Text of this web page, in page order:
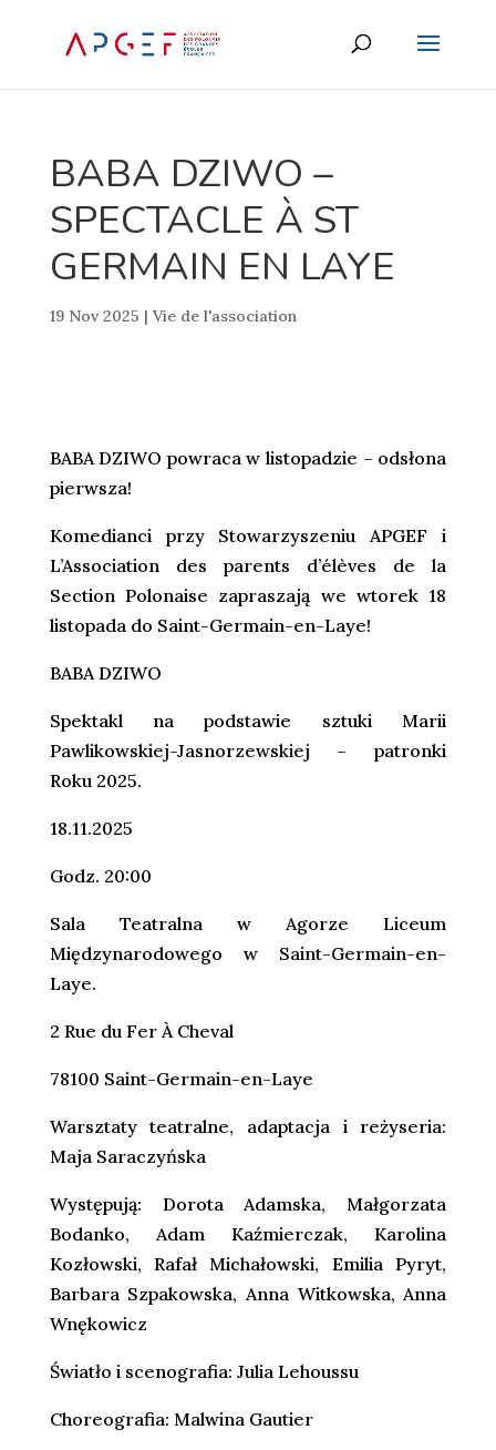
BABA DZIWO –
SPECTACLE À ST
GERMAIN EN LAYE
19 Nov 2025 | Vie de l'association
BABA DZIWO powraca w listopadzie – odsłona
pierwsza!
Komedianci przy Stowarzyszeniu APGEF i
L’Association des parents d’élèves de la
Section Polonaise zapraszają we wtorek 18
listopada do Saint-Germain-en-Laye!
BABA DZIWO
Spektakl na podstawie sztuki Marii
Pawlikowskiej-Jasnorzewskiej – patronki
Roku 2025.
18.11.2025
Godz. 20:00
Sala Teatralna w Agorze Liceum
Międzynarodowego w Saint-Germain-en-
Laye.
2 Rue du Fer À Cheval
78100 Saint-Germain-en-Laye
Warsztaty teatralne, adaptacja i reżyseria:
Maja Saraczyńska
Występują: Dorota Adamska, Małgorzata
Bodanko, Adam Kaźmierczak, Karolina
Kozłowski, Rafał Michałowski, Emilia Pyryt,
Barbara Szpakowska, Anna Witkowska, Anna
Wnękowicz
Światło i scenografia: Julia Lehoussu
Choreografia: Malwina Gautier